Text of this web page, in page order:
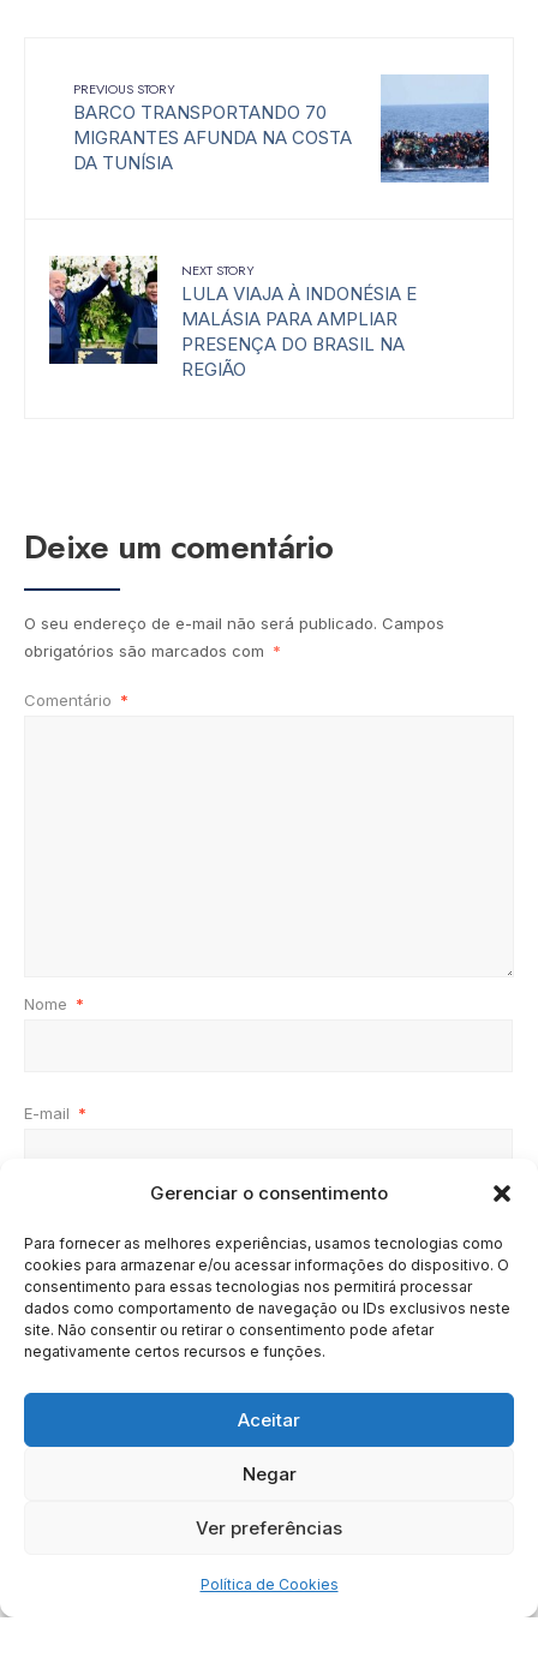
Gerenciar o consentimento
Para fornecer as melhores experiências, usamos tecnologias como
cookies para armazenar e/ou acessar informações do dispositivo. O
consentimento para essas tecnologias nos permitirá processar
dados como comportamento de navegação ou IDs exclusivos neste
site. Não consentir ou retirar o consentimento pode afetar
negativamente certos recursos e funções.
Aceitar
Negar
Ver preferências
Política de Cookies
PREVIOUS STORY
BARCO TRANSPORTANDO 70
MIGRANTES AFUNDA NA COSTA
DA TUNÍSIA
NEXT STORY
LULA VIAJA À INDONÉSIA E
MALÁSIA PARA AMPLIAR
PRESENÇA DO BRASIL NA
REGIÃO
Deixe um comentário
O seu endereço de e-mail não será publicado. Campos
obrigatórios são marcados com *
Comentário *
Nome *
E-mail *
SOBRE BRASIL
Copyright © 2020 - 2023 | Arresala Noticias™